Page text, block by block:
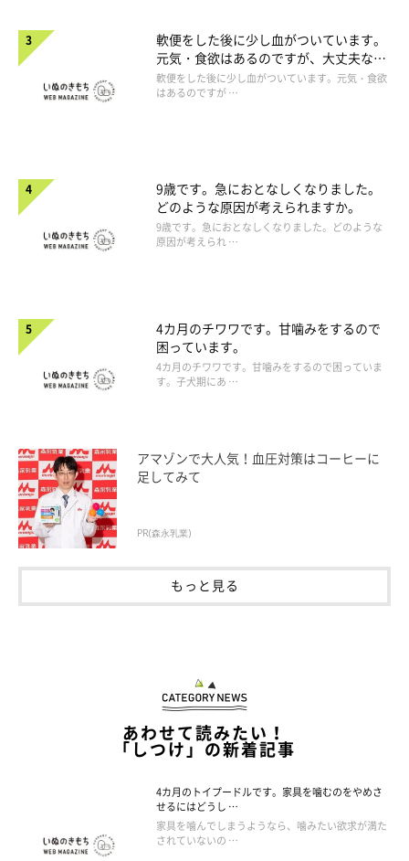
軟便をした後に少し血がついています。
元気・食欲はあるのですが、大丈夫なの
でしょうか。
軟便をした後に少し血がついています。元気・食欲
はあるのですが …
9歳です。急におとなしくなりました。
どのような原因が考えられますか。
9歳です。急におとなしくなりました。どのような
原因が考えられ …
4カ月のチワワです。甘噛みをするので
困っています。
4カ月のチワワです。甘噛みをするので困っていま
す。子犬期にあ …
アマゾンで大人気！血圧対策はコーヒーに
足してみて
PR(森永乳業)
もっと見る
あわせて読みたい！
「しつけ」の新着記事
4カ月のトイプードルです。家具を噛むのをやめさ
せるにはどうし …
家具を噛んでしまうようなら、噛みたい欲求が満た
されていないの …